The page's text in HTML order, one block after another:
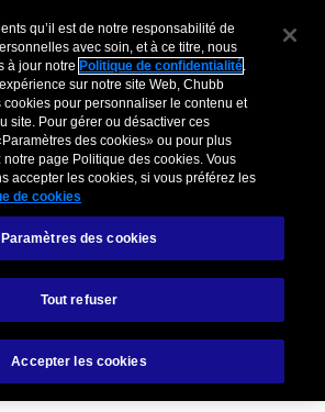
des
d’utilisation
qu’il est de notre responsabilité de
avec soin, et à ce titre, nous
à jour notre Politique de confidentialité.
sur notre site Web, Chubb
pour personnaliser le contenu et
site. Pour gérer ou désactiver ces
des cookies» ou pour plus
page Politique des cookies. Vous
accepter les cookies, si vous préférez les
de cookies
Paramètres des cookies
Tout refuser
Accepter les cookies